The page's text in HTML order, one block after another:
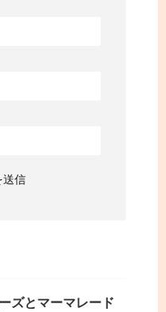
ズとマーマレード